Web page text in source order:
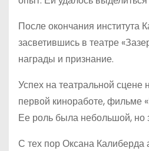
После окончания института
засветившись в театре
награды и признание.
Успех на театральной сцене
первой киноработе, фильме
Ее роль была небольшой, но
С тех пор Оксана Калиберда